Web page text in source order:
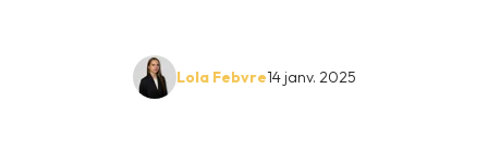
14 janv. 2025
Lola Febvre